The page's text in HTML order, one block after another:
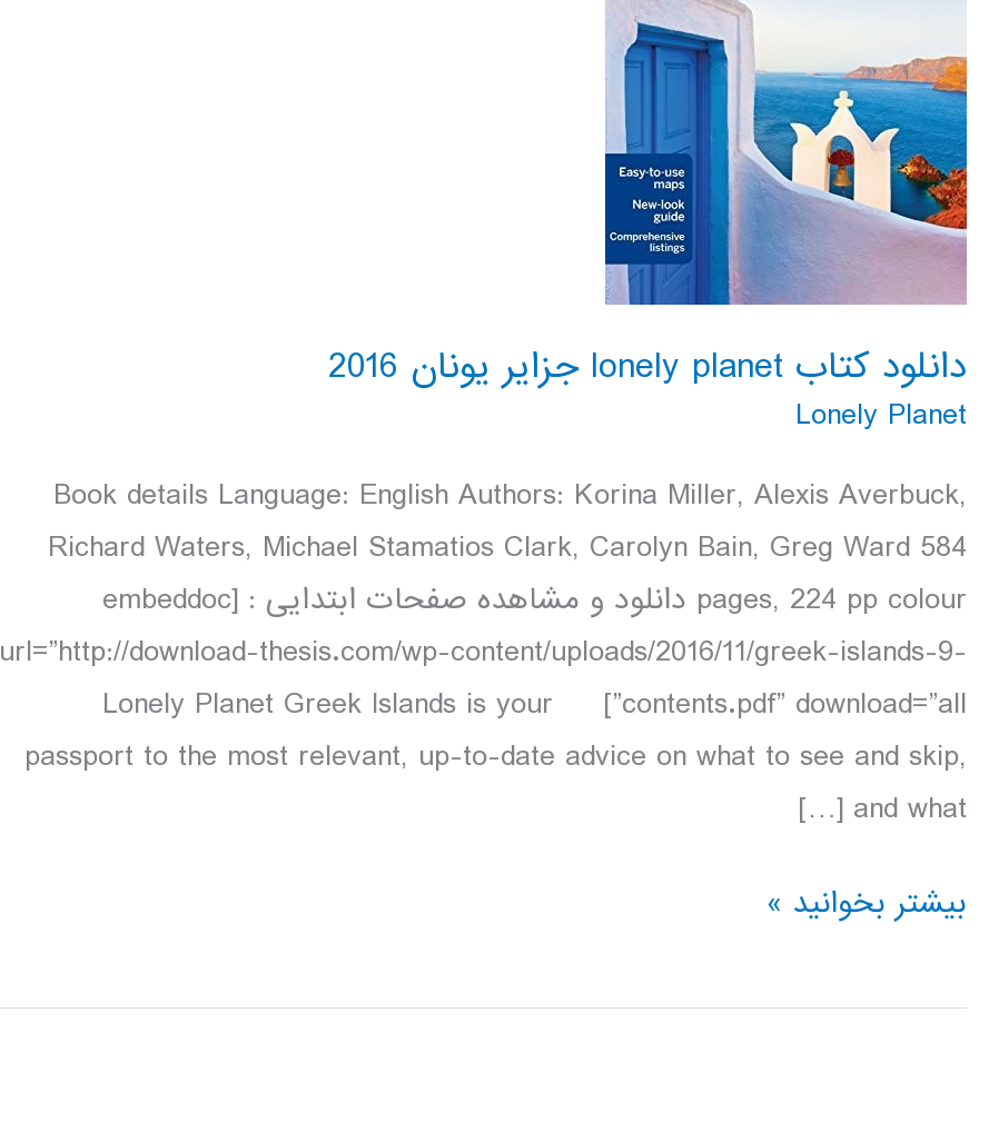
دانلود کتاب lonely planet جزایر یونان 2016
Lonely Planet
Book details Language: English Authors: Korina Miller, Alexis Averbuck,
Richard Waters, Michael Stamatios Clark, Carolyn Bain, Greg Ward 584
pages, 224 pp colour دانلود و مشاهده صفحات ابتدایی : [embeddoc
url=”http://download-thesis.com/wp-content/uploads/2016/11/greek-islands-9-
contents.pdf” download=”all”] Lonely Planet Greek Islands is your
passport to the most relevant, up-to-date advice on what to see and skip,
and what […]
دانلود
lonely
بیشتر بخوانید »